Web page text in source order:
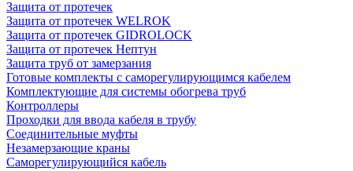
Защита от протечек
Защита от протечек WELROK
Защита от протечек GIDROLOCK
Защита от протечек Нептун
Защита труб от замерзания
Готовые комплекты с саморегулирующимся кабелем
Комплектующие для системы обогрева труб
Контроллеры
Проходки для ввода кабеля в трубу
Соединительные муфты
Незамерзающие краны
Саморегулирующийся кабель